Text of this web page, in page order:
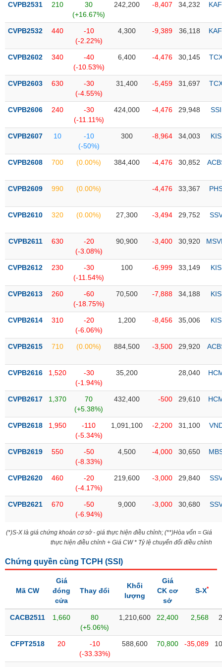
thái
phiếu
mô
thị
Niêm
Niêm
mới
yết
sung
niêm
yết
Theo
dõi
biệt
được
quỹ
mục
ETF
Cổ
chi
tiết
Tổng
quan
Giao
dịch
Tài
chính
tích
Hồ
doanh
Tin
CVPB2531 210
30
(+16.67%)
242,200 -8,407 34,232
CVPB2532 440
-10
(-2.22%)
4,300 -9,389 36,118
CVPB2602 340
-40
(-10.53%)
6,400 -4,476 30,145
CVPB2603 630
-30
(-4.55%)
31,400 -5,459 31,697
CVPB2606 240
-30
(-11.11%)
424,000 -4,476 29,948 SSI
CVPB2607 10
-10
(-50%)
300 -8,964 34,003 KIS
CVPB2608 700 (0.00%) 384,400 -4,476 30,852
CVPB2609 990 (0.00%) -4,476 33,367
CVPB2610 320 (0.00%) 27,300 -3,494 29,752
CVPB2611 630
-20
(-3.08%)
90,900 -3,400 30,920
CVPB2612 230
-30
(-11.54%)
100 -6,999 33,149 KIS
CVPB2613 260
-60
(-18.75%)
70,500 -7,888 34,188 KIS
CVPB2614 310
-20
(-6.06%)
1,200 -8,456 35,006 KIS
CVPB2615 710 (0.00%) 884,500 -3,500 29,920
CVPB2616 1,520
-30
(-1.94%)
35,200 28,040
CVPB2617 1,370
70
(+5.38%)
432,400 -500 29,610
CVPB2618 1,950
-110
(-5.34%)
1,091,100 -2,200 31,100
CVPB2619 550
-50
(-8.33%)
4,500 -4,000 30,650
CVPB2620 460
-20
(-4.17%)
219,600 -3,000 29,840
CVPB2621 670
-50
(-6.94%)
9,000 -3,000 30,680
(*)S-X là giá chứng khoán cơ sở - giá thực hiện điều chỉnh; (**)Hòa vốn = Giá
thực hiện điều chỉnh + Giá CW * Tỷ lệ chuyển đổi điều chỉnh
Chứng quyền cùng TCPH (SSI )
Mã CW
Giá
đóng
cửa
Thay đổi
Khối
lượng
Giá
CK cơ
sở
S-X*
CACB2511 1,660
80
(+5.06%)
1,210,600 22,400 2,568
CFPT2518 20
-10
(-33.33%)
588,600 70,800 -35,089
NGÀNH
DOANH
NGHIỆP
PHIẾU
PHÁI
TRÁI
CÔNG
ĐẦU
TƯ
DỮ
MỚI
Ngành
(-)
VS-
VẬT
CÔNG